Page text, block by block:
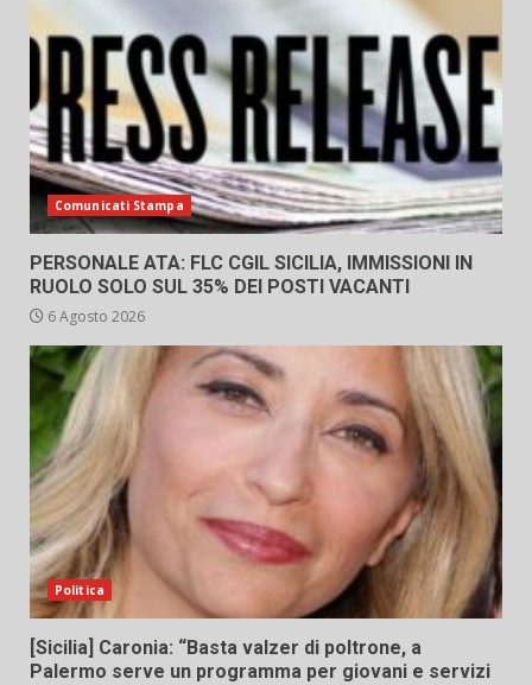
Comunicati Stampa
PERSONALE ATA: FLC CGIL SICILIA, IMMISSIONI IN
RUOLO SOLO SUL 35% DEI POSTI VACANTI
6 Agosto 2026
Politica
[Sicilia] Caronia: “Basta valzer di poltrone, a
Palermo serve un programma per giovani e servizi